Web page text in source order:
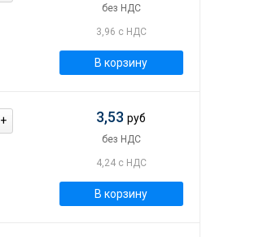
без НДС
3,96 с НДС
В корзину
+ 3,53руб
без НДС
4,24 с НДС
В корзину